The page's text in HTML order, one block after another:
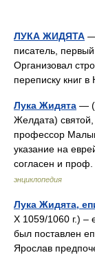
ЛУКА ЖИДЯТА —
писатель,
Организовал
переписку книг
Лука Жидята —
Желдата) святой,
профессор
указание на
согласен и
энциклопедия
Лука Жидята,
X 1059/1060 г.) –
был поставлен
Ярослав